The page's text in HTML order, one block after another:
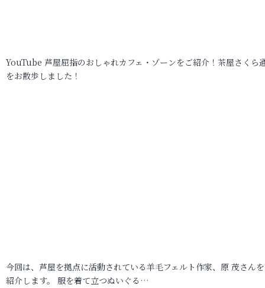
YouTube 芦屋屈指のおしゃれカフェ・ゾーンをご紹介！茶屋さくら
をお散歩しました！
今回は、芦屋を拠点に活動されている羊毛フェルト作家、原 茂さん
紹介します。 服を着て立つぬいぐる…